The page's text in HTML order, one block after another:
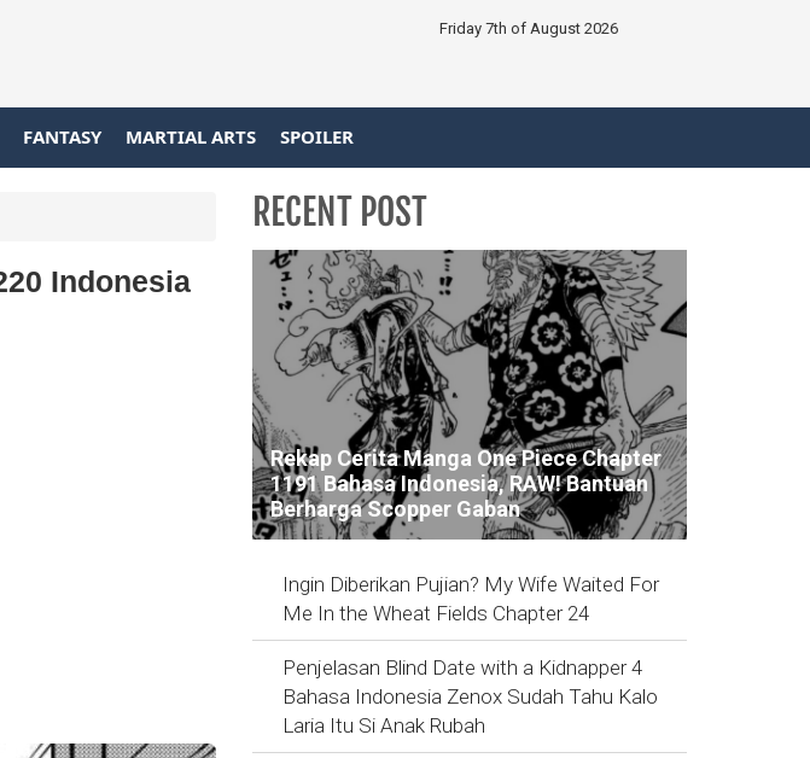
Friday 7th of August 2026
FANTASY MARTIAL ARTS SPOILER
Indonesia
RECENT POST
Rekap Cerita Manga One Piece Chapter
1191 Bahasa Indonesia, RAW! Bantuan
Berharga Scopper Gaban
Ingin Diberikan Pujian? My Wife Waited For
Me In the Wheat Fields Chapter 24
Penjelasan Blind Date with a Kidnapper 4
Bahasa Indonesia Zenox Sudah Tahu Kalo
Laria Itu Si Anak Rubah